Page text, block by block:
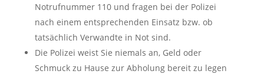
Notrufnummer 110 und fragen bei der Polizei
nach einem entsprechenden Einsatz bzw. ob
tatsächlich Verwandte in Not sind.
Die Polizei weist Sie niemals an, Geld oder
Schmuck zu Hause zur Abholung bereit zu legen